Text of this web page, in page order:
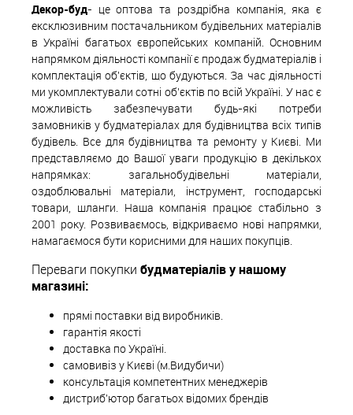
Декор-буд- це оптова та роздрібна компанія, яка є
ексклюзивним постачальником будівельних матеріалів
в Україні багатьох європейських компаній. Основним
напрямком діяльності компанії є продаж будматеріалів і
комплектація об'єктів, що будуються. За час діяльності
ми укомплектували сотні об'єктів по всій Україні. У нас є
можливість забезпечувати будь-які потреби
замовників у будматеріалах для будівництва всіх типів
будівель. Все для будівництва та ремонту у Києві. Ми
представляємо до Вашої уваги продукцію в декількох
напрямках: загальнобудівельні матеріали,
оздоблювальні матеріали, інструмент, господарські
товари, шланги. Наша компанія працює стабільно з
2001 року. Розвиваємось, відкриваємо нові напрямки,
намагаємося бути корисними для наших покупців.
Переваги покупки будматеріалів у нашому
магазині:
прямі поставки від виробників.
гарантія якості
доставка по Україні.
самовивіз у Києві (м.Видубичи)
консультація компетентних менеджерів
дистриб'ютор багатьох відомих брендів